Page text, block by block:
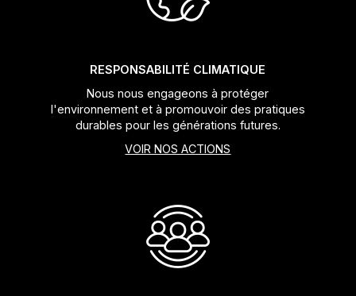
RESPONSABILITÉ CLIMATIQUE
Nous nous engageons à protéger
l'environnement et à promouvoir des pratiques
durables pour les générations futures.
VOIR NOS ACTIONS